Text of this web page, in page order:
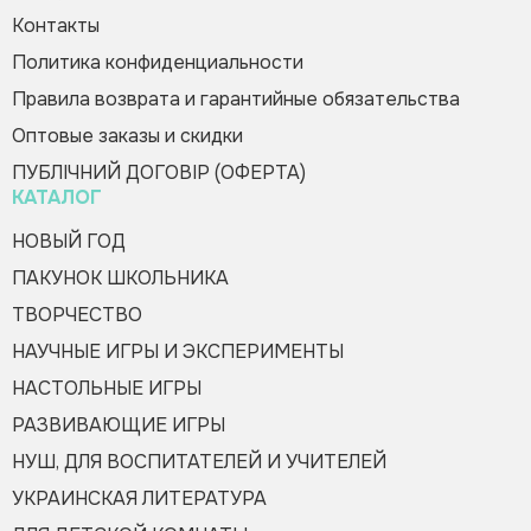
Оформить заказ
Контакты
Политика конфиденциальности
Правила возврата и гарантийные обязательства
Оптовые заказы и скидки
ПУБЛІЧНИЙ ДОГОВІР (ОФЕРТА)
КАТАЛОГ
НОВЫЙ ГОД
ПАКУНОК ШКОЛЬНИКА
ТВОРЧЕСТВО
НАУЧНЫЕ ИГРЫ И ЭКСПЕРИМЕНТЫ
НАСТОЛЬНЫЕ ИГРЫ
РАЗВИВАЮЩИЕ ИГРЫ
НУШ, ДЛЯ ВОСПИТАТЕЛЕЙ И УЧИТЕЛЕЙ
УКРАИНСКАЯ ЛИТЕРАТУРА